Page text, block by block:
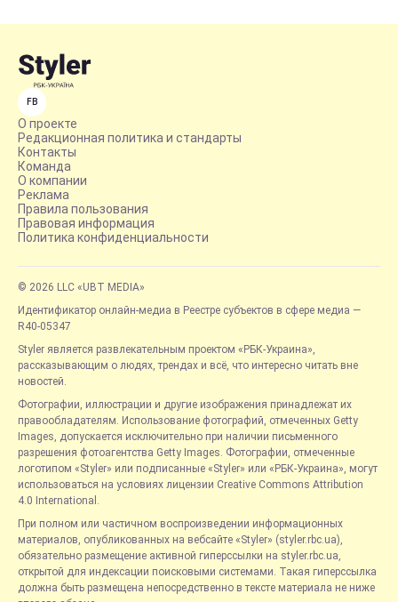
FB
О проекте
Редакционная политика и стандарты
Контакты
Команда
О компании
Реклама
Правила пользования
Правовая информация
Политика конфиденциальности
© 2026 LLC «UBT MEDIA»
Идентификатор онлайн-медиа в Реестре субъектов в сфере медиа —
R40-05347
Styler является развлекательным проектом «РБК-Украина»,
рассказывающим о людях, трендах и всё, что интересно читать вне
новостей.
Фотографии, иллюстрации и другие изображения принадлежат их
правообладателям. Использование фотографий, отмеченных Getty
Images, допускается исключительно при наличии письменного
разрешения фотоагентства Getty Images. Фотографии, отмеченные
логотипом «Styler» или подписанные «Styler» или «РБК-Украина», могут
использоваться на условиях лицензии Creative Commons Attribution
4.0 International.
При полном или частичном воспроизведении информационных
материалов, опубликованных на вебсайте «Styler» (styler.rbc.ua),
обязательно размещение активной гиперссылки на styler.rbc.ua,
открытой для индексации поисковыми системами. Такая гиперссылка
должна быть размещена непосредственно в тексте материала не ниже